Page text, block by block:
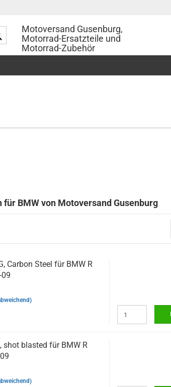
Suche...Motoversand Gusenburg,
Motorrad-Ersatzteile und
Motorrad-Zubehör
für BMW von Motoversand Gusenburg
Carbon Steel für BMW R
shot blasted für BMW R